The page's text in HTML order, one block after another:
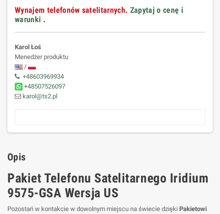
Wynajem telefonów satelitarnych. Zapytaj o cenę i
warunki .
Karol Łoś
Menedżer produktu
/
+48603969934
+48507526097
karol@ts2.pl
Opis
Pakiet Telefonu Satelitarnego Iridium
9575-GSA Wersja US
Pozostań w kontakcie w dowolnym miejscu na świecie dzięki Pakietowi